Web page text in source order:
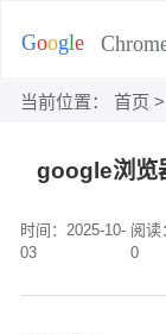
当前位置： 首页
google浏览
时间：2025-10-
03
阅读
0